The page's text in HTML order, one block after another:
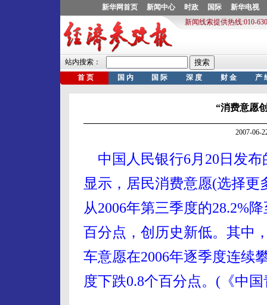
“消费意愿
2007-06-
中国人民银行6月20日发布
显示，居民消费意愿(选择
从2006年第三季度的28.2%
百分点，创历史新低。其中
车意愿在2006年逐季度连续
度下跌0.8个百分点。(《中